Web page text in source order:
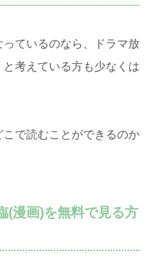
ているのなら、ドラマ放
考えている方も少なくは
で読むことができるのか
(漫画)を無料で見る方